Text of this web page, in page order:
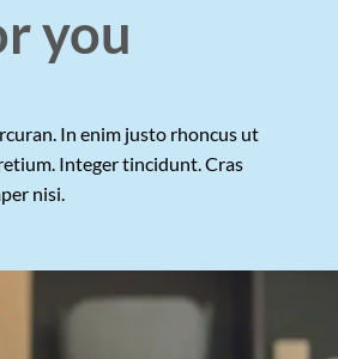
you
In enim justo rhoncus ut
Integer tincidunt. Cras
nisi.